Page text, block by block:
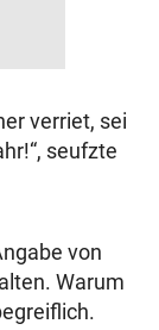
verriet, sei
seufzte
von
Warum